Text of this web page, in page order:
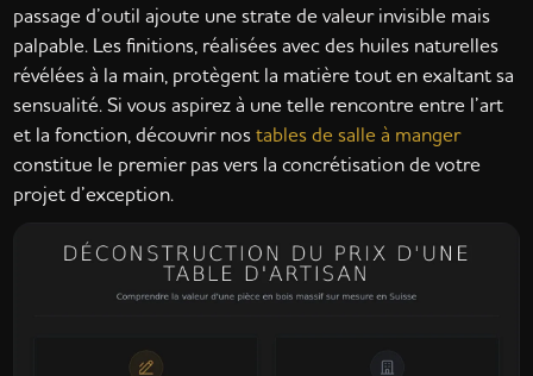
passage d’outil ajoute une strate de valeur invisible mais
palpable. Les finitions, réalisées avec des huiles naturelles
révélées à la main, protègent la matière tout en exaltant sa
sensualité. Si vous aspirez à une telle rencontre entre l’art
et la fonction, découvrir nostables de salle à manger
constitue le premier pas vers la concrétisation de votre
projet d’exception.